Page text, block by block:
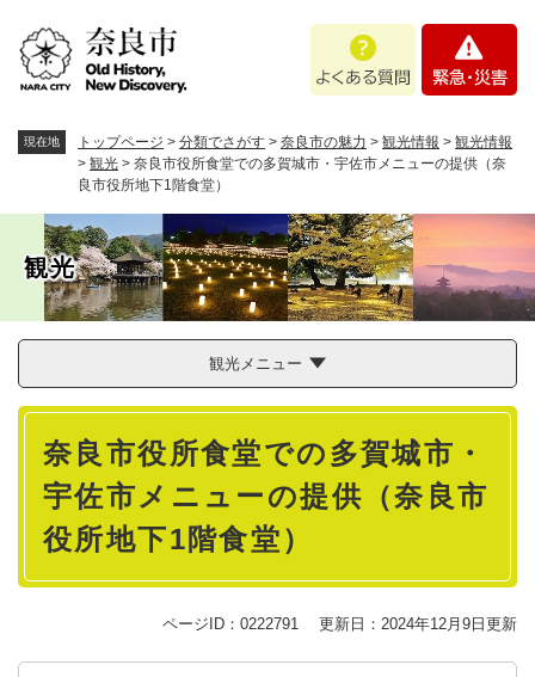
。
あ
問
・
現在地 トップページ > 分類でさがす > 奈良市の魅力 > 観光情報 > 観光情報
> 観光 > 奈良市役所食堂での多賀城市・宇佐市メニューの提供（奈
良市役所地下1階食堂）
観光
観光メニュー
本
奈良市役所食堂での多賀城市・
宇佐市メニューの提供（奈良市
役所地下1階食堂）
ページID：0222791 更新日：2024年12月9日更新